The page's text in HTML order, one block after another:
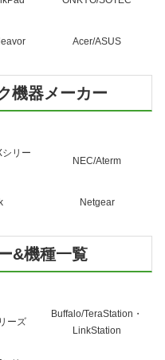
Acer/ASUS
機器メーカー
リー
NEC/Aterm
Netgear
&機種一覧
ーズ
Buffalo/TeraStation・
LinkStation